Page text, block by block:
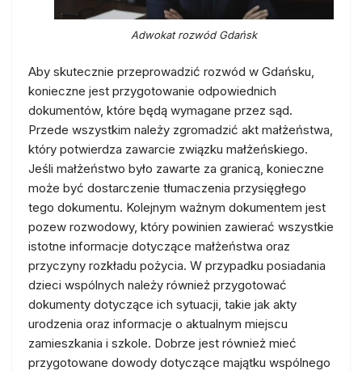
Adwokat rozwód Gdańsk
Aby skutecznie przeprowadzić rozwód w Gdańsku,
konieczne jest przygotowanie odpowiednich
dokumentów, które będą wymagane przez sąd.
Przede wszystkim należy zgromadzić akt małżeństwa,
który potwierdza zawarcie związku małżeńskiego.
Jeśli małżeństwo było zawarte za granicą, konieczne
może być dostarczenie tłumaczenia przysięgłego
tego dokumentu. Kolejnym ważnym dokumentem jest
pozew rozwodowy, który powinien zawierać wszystkie
istotne informacje dotyczące małżeństwa oraz
przyczyny rozkładu pożycia. W przypadku posiadania
dzieci wspólnych należy również przygotować
dokumenty dotyczące ich sytuacji, takie jak akty
urodzenia oraz informacje o aktualnym miejscu
zamieszkania i szkole. Dobrze jest również mieć
przygotowane dowody dotyczące majątku wspólnego